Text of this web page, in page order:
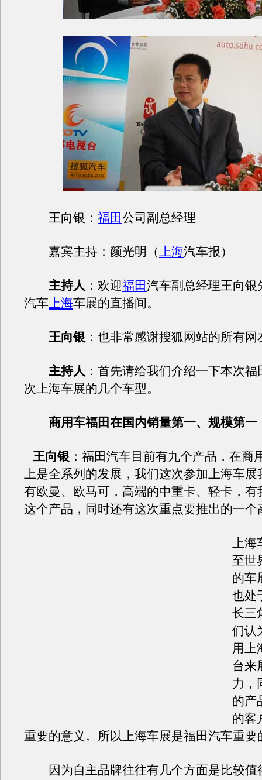
王向银： 福田公司副总经理
嘉宾主持：颜光明（上海汽车报）
主持人 ：欢迎福田汽车副总经理王向银
汽车上海车展的直播间。
王向银 ：也非常感谢搜狐网站的所有
主持人 ：首先请给我们介绍一下本次
次上海车展的几个车型。
商用车福田在国内销量第一、规模第一
王向银 ：福田汽车目前有九个产品，在商
上是全系列的发展，我们这次参加上海车展
有欧曼、欧马可，高端的中重卡、轻卡，有
这个产品，同时还有这次重点要推出的一个
上海
至世
的车
也处
长三
们认
用上
台来
力，
的产
的客
重要的意义。所以上海车展是福田汽车重要
因为自主品牌往往有几个方面是比较值